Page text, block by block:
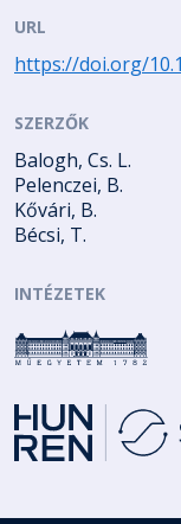
URL
https://doi.org/
SZERZŐK
Balogh, Cs. L.
Pelenczei, B.
Kővári, B.
Bécsi, T.
INTÉZETEK